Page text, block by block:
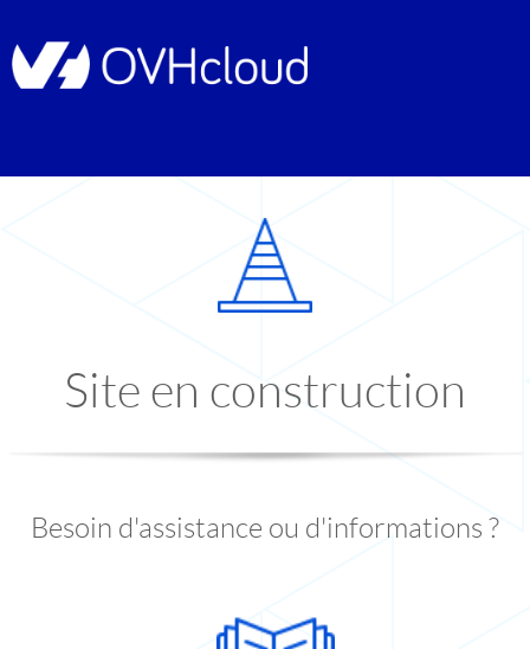
Site en construction
Besoin d'assistance ou d'informations ?